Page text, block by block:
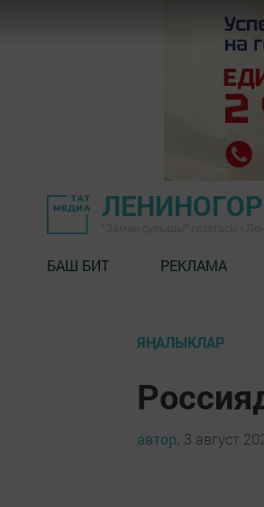
БАШ БИТ РЕКЛАМА
ЯҢАЛЫКЛАР
автор, 3 август